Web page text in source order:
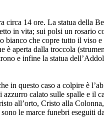
14 ore. La statua della
in vita; sui polsi un rosario
che copre tutto il viso
aperta dalla troccola
e infine la statua
questo caso a colpire è
calato sulle spalle e
all’orto, Cristo alla
le marce funebri eseguiti